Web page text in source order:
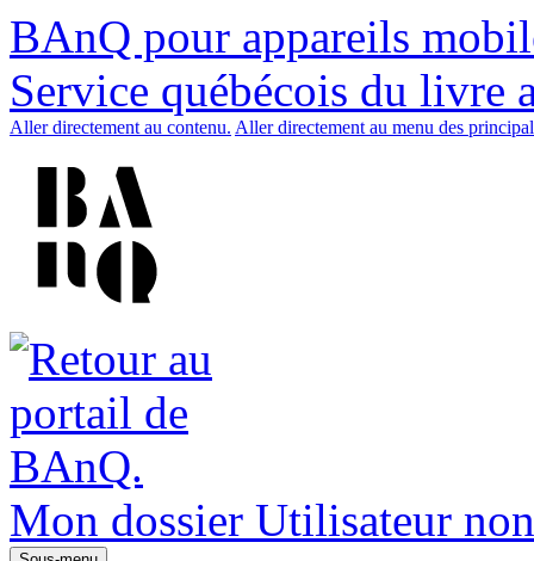
BAnQ pour appareils
Service québécois du livre
Aller directement au contenu. Aller directement au menu des
Mon dossier Utilisateur